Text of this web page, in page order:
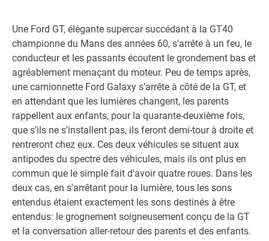
Une Ford GT, élégante supercar succédant à la GT40
championne du Mans des années 60, s'arrête à un feu, le
conducteur et les passants écoutent le grondement bas et
agréablement menaçant du moteur. Peu de temps après,
une camionnette Ford Galaxy s’arrête à côté de la GT, et
en attendant que les lumières changent, les parents
rappellent aux enfants, pour la quarante-deuxième fois,
que s’ils ne s’installent pas, ils feront demi-tour à droite et
rentreront chez eux. Ces deux véhicules se situent aux
antipodes du spectre des véhicules, mais ils ont plus en
commun que le simple fait d'avoir quatre roues. Dans les
deux cas, en s'arrêtant pour la lumière, tous les sons
entendus étaient exactement les sons destinés à être
entendus: le grognement soigneusement conçu de la GT
et la conversation aller-retour des parents et des enfants.